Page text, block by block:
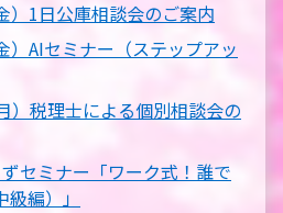
）1日公庫相談会のご案内
）AIセミナー（ステップアッ
）税理士による個別相談会の
セミナー「ワーク式！誰で
編）」